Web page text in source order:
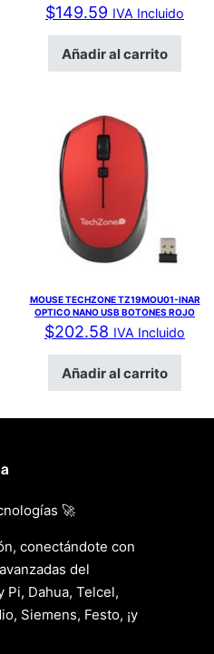
$149.59 IVA Incluido
Añadir al carrito
MOUSE TECHZONE TZ19MOU01-INAR
OPTICO NANO USB BOTONES ROJO
$202.58 IVA Incluido
Añadir al carrito
🚀
conectándote con
del
Pi, Dahua, Telcel,
Siemens, Festo, ¡y